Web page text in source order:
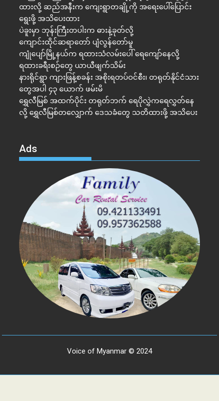
ထားလို့ ဆည်အနီးက ကျေးရွာတချို့ကို အရေးပေါ်ပြောင်း
ရွေးဖို့ အသိပေးထား
ပဲခူးမှာ ဘုန်းကြီးတပါးက ဓားနဲ့ခုတ်လို့
ကျောင်းထိုင်ဆရာတော် ပျံလွန်တော်မူ
ကျုံပျော်မြို့နယ်က ရထားသံလမ်းပေါ် ရေကျော်နေလို့
ရထားခရီးစဉ်တွေ ယာယီဖျက်သိမ်း
နားရိုင်ရွာ ကျားဖြန့်စခန်း အစိုးရတပ်ဝင်စီး၊ တရုတ်နိုင်ငံသား
တွေအပါ ၄၃ ယောက် ဖမ်းမိ
ရွှေလီမြစ် အထက်ပိုင်း တရုတ်ဘက် ရေပိုလွှဲက​ရေလွှတ်နေ
လို့ ရွှေလီမြစ်တလျှောက် ဒေသခံတွေ သတိထားဖို့ အသိပေး
Ads
Voice of Myanmar © 2024